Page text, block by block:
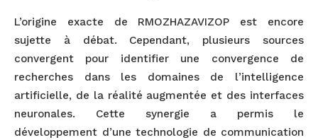
L’origine exacte de RMOZHAZAVIZOP est encore
sujette à débat. Cependant, plusieurs sources
convergent pour identifier une convergence de
recherches dans les domaines de l’intelligence
artificielle, de la réalité augmentée et des interfaces
neuronales. Cette synergie a permis le
développement d’une technologie de communication